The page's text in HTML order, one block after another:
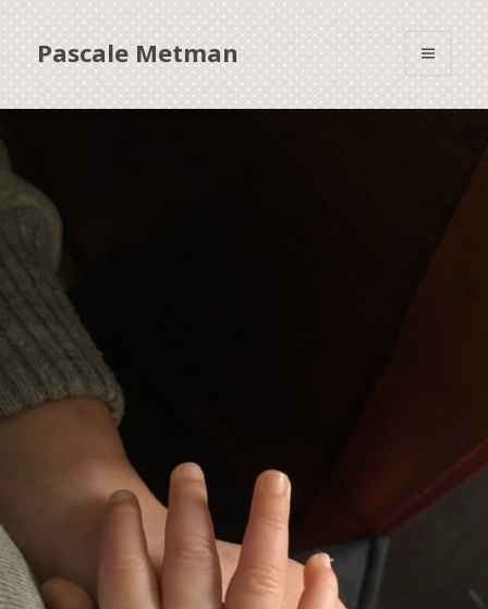
Pascale Metman
MENU
ET